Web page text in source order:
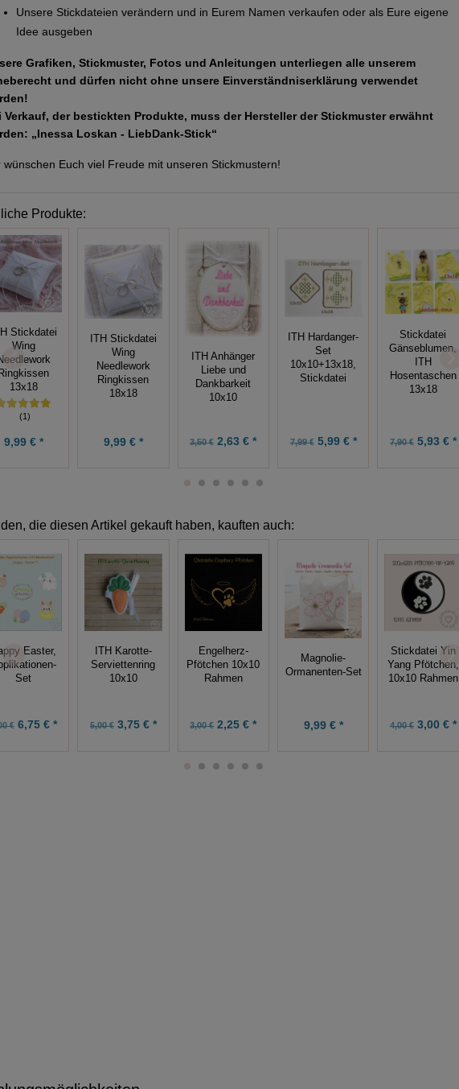
Unsere Stickdateien verändern und in Eurem Namen verkaufen oder als Eure eigene
Idee ausgeben
Grafiken, Stickmuster, Fotos und Anleitungen unterliegen alle unserem
und dürfen nicht ohne unsere Einverständniserklärung verwendet
Verkauf, der bestickten Produkte, muss der Hersteller der Stickmuster erwähnt
„Inessa Loskan - LiebDank-Stick“
wünschen Euch viel Freude mit unseren Stickmustern!
Produkte:
Stickdatei
Wing
Ringkissen
13x18
(1)
9,99 € *
ITH Stickdatei
Wing
Needlework
Ringkissen
18x18
9,99 € *
ITH Anhänger
Liebe und
Dankbarkeit
10x10
3,50 €2,63 € *
ITH Hardanger-
Set
10x10+13x18,
Stickdatei
7,99 €5,99 € *
Stickdatei
Gänseblumen,
ITH
Hosentaschen
13x18
7,90 €5,93 € *
die diesen Artikel gekauft haben, kauften auch:
Easter,
Set
€6,75 € *
ITH Karotte-
Serviettenring
10x10
5,00 €3,75 € *
Engelherz-
Pfötchen 10x10
Rahmen
3,00 €2,25 € *
Magnolie-
Ormanenten-Set
9,99 € *
Stickdatei Yin
Yang Pfötchen,
10x10 Rahmen
4,00 €3,00 € *